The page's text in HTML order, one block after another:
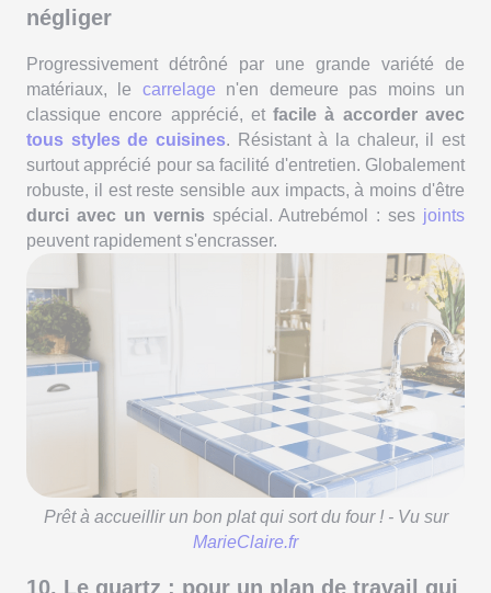
négliger
Progressivement détrôné par une grande variété de
matériaux, le carrelage n'en demeure pas moins un
classique encore apprécié, etfacile à accorder avec
tous styles de cuisines. Résistant à la chaleur, il est
surtout apprécié pour sa facilité d'entretien. Globalement
robuste, il est reste sensible aux impacts, à moins d'être
durci avec un vernis spécial. Autrebémol : ses joints
peuvent rapidement s'encrasser.
Prêt à accueillir un bon plat qui sort du four ! - Vu sur
MarieClaire.fr
10. Le quartz : pour un plan de travail qui